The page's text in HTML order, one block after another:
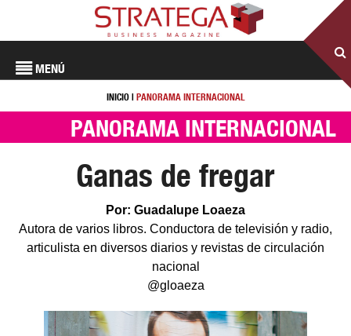
MENÚ
INICIO| PANORAMA INTERNACIONAL
PANORAMA INTERNACIONAL
Ganas de fregar
Por: Guadalupe Loaeza
Autora de varios libros. Conductora de televisión y radio,
articulista en diversos diarios y revistas de circulación
nacional
@gloaeza